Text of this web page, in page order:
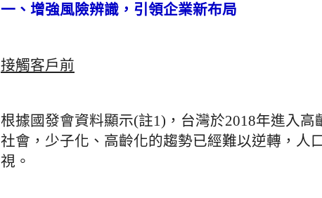
一、增強風險辨識，引領企業新布局
接觸客戶前
根據國發會資料顯示(註1)，台灣於2018年進入
社會，少子化、高齡化的趨勢已經難以逆轉，人
視。